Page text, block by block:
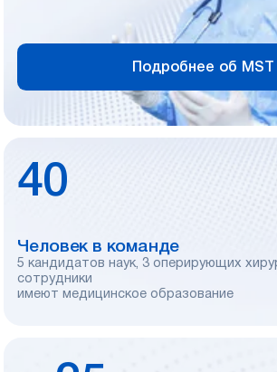
Подробнее об MST
40
Человек в команде
5 кандидатов наук, 3 оперирующих
сотрудники
имеют медицинское образование